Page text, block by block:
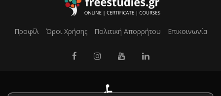
Προφίλ Όροι Χρήσης Πολιτική Απορρήτου Επικοινωνία